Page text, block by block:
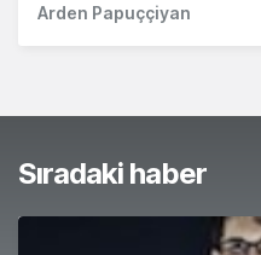
Arden Papuççiyan
Sıradaki haber